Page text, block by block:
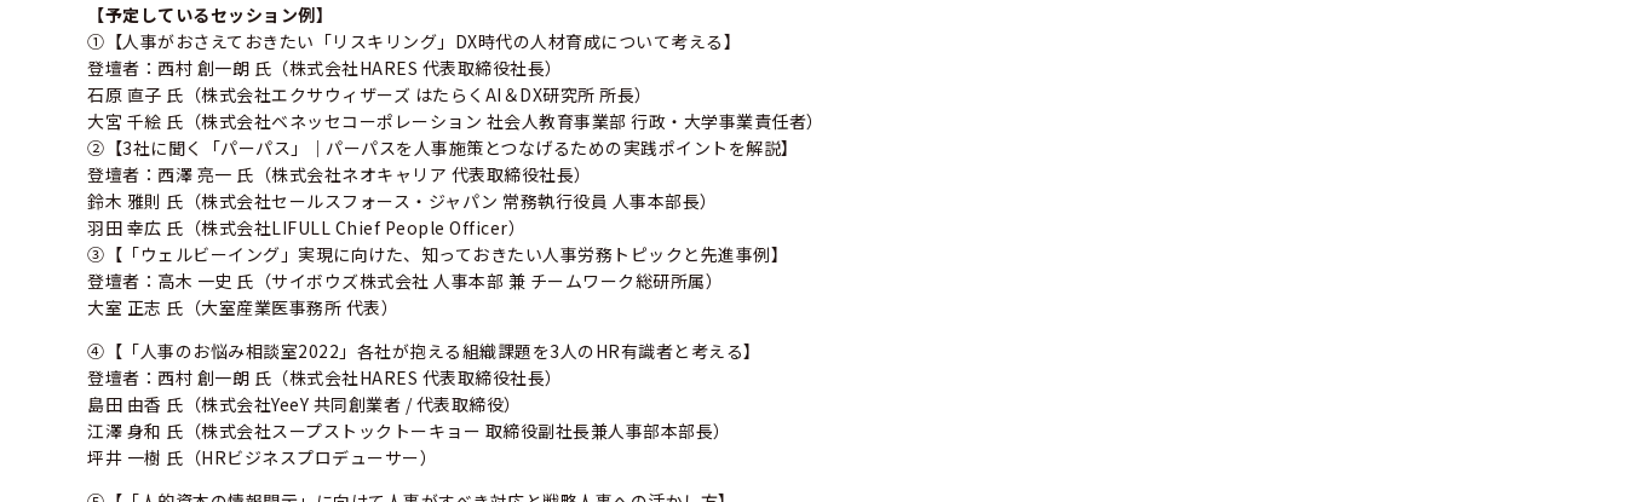
【予定しているセッション例】
①【人事がおさえておきたい「リスキリング」DX時代の人材育成について考える】
登壇者：西村 創一朗 氏（株式会社HARES 代表取締役社長）
石原 直子 氏（株式会社エクサウィザーズ はたらくAI＆DX研究所 所長）
大宮 千絵 氏（株式会社ベネッセコーポレーション 社会人教育事業部 行政・大学事業責任者）
②【3社に聞く「パーパス」｜パーパスを人事施策とつなげるための実践ポイントを解説】
登壇者：西澤 亮一 氏（株式会社ネオキャリア 代表取締役社長）
鈴木 雅則 氏（株式会社セールスフォース・ジャパン 常務執行役員 人事本部長）
羽田 幸広 氏（株式会社LIFULL Chief People Officer）
③【「ウェルビーイング」実現に向けた、知っておきたい人事労務トピックと先進事例】
登壇者：高木 一史 氏（サイボウズ株式会社 人事本部 兼 チームワーク総研所属）
大室 正志 氏（大室産業医事務所 代表）
④【「人事のお悩み相談室2022」各社が抱える組織課題を3人のHR有識者と考える】
登壇者：西村 創一朗 氏（株式会社HARES 代表取締役社長）
島田 由香 氏（株式会社YeeY 共同創業者 / 代表取締役）
江澤 身和 氏（株式会社スープストックトーキョー 取締役副社長兼人事部本部長）
坪井 一樹 氏（HRビジネスプロデューサー）